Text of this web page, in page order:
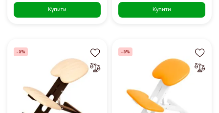
Купити Купити
-5% -5%